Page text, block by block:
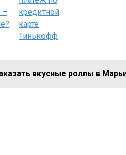
–
кредитной
карте
Тинькофф
вкусные роллы в